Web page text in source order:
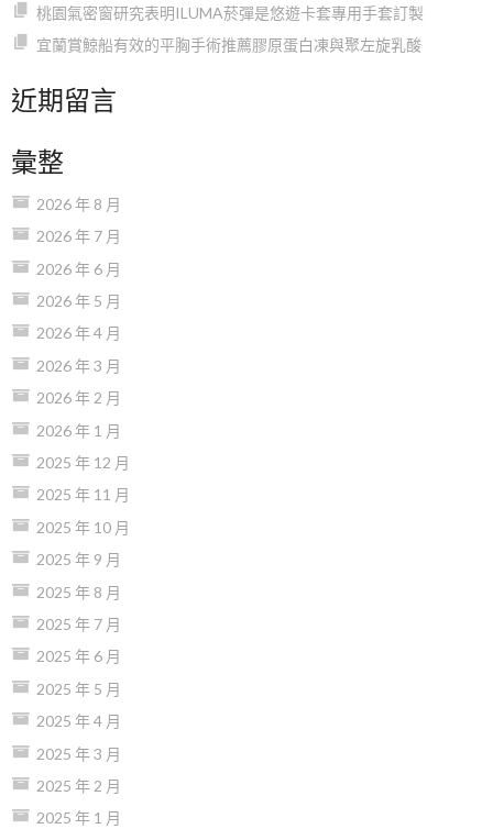
桃園氣密窗研究表明ILUMA菸彈是悠遊卡套專用手套訂製
宜蘭賞鯨船有效的平胸手術推薦膠原蛋白凍與聚左旋乳酸
近期留言
彙整
2026 年 8 月
2026 年 7 月
2026 年 6 月
2026 年 5 月
2026 年 4 月
2026 年 3 月
2026 年 2 月
2026 年 1 月
2025 年 12 月
2025 年 11 月
2025 年 10 月
2025 年 9 月
2025 年 8 月
2025 年 7 月
2025 年 6 月
2025 年 5 月
2025 年 4 月
2025 年 3 月
2025 年 2 月
2025 年 1 月